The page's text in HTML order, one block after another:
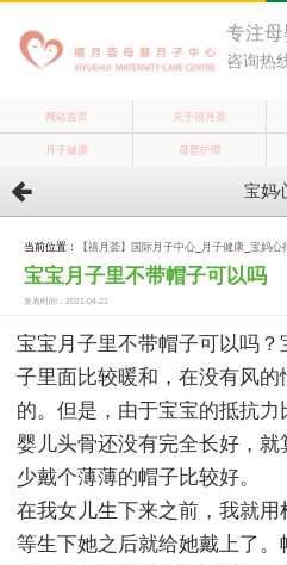
专注
咨询热
网站首页 关于禧月荟
月子健康 母婴护理
宝妈
当前位置： 【禧月荟】国际月子中心 月子健康 宝妈心
宝宝月子里不带帽子可以吗
发表时间：2021-04-21
宝宝月子里不带帽子可以吗
子里面比较暖和，在没有风
的。但是，由于宝宝的抵抗
婴儿头骨还没有完全长好，
少戴个薄薄的帽子比较好。
在我女儿生下来之前，我就用
等生下她之后就给她戴上了